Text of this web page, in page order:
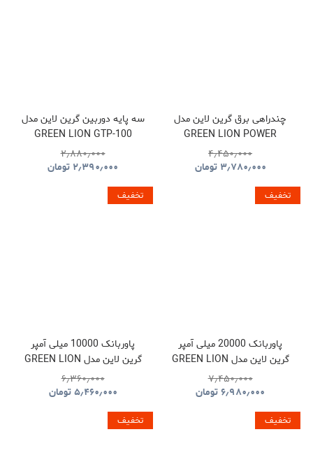
چندراهی برق گرین لاین مدل
GREEN LION POWER
SOCKET GL-PS8A
GNPS7UPDUKBK
۴٫۴۵۰٫۰۰۰
۳٫۷۸۰٫۰۰۰ تومان
سه پایه دوربین گرین لاین مدل
GREEN LION GTP-100
GNTP100TRIBK
۲٫۸۸۰٫۰۰۰
۲٫۳۹۰٫۰۰۰ تومان
تخفیف
پاوربانک 20000 میلی آمپر
گرین لاین مدل GREEN LION
LUZERN GNLEZ20KPBBK
۷٫۴۵۰٫۰۰۰
۶٫۹۸۰٫۰۰۰تومان
تخفیف
پاوربانک 10000 میلی آمپر
گرین لاین مدل GREEN LION
LUZERN GNLEZ10KPBBK
۶٫۳۶۰٫۰۰۰
۵٫۴۶۰٫۰۰۰تومان
تخفیف تخفیف